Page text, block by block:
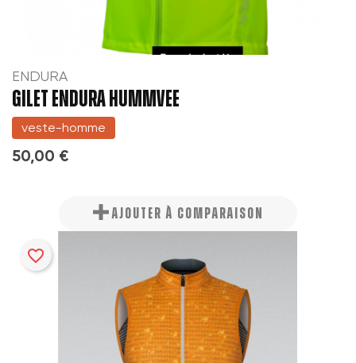
ENDURA
GILET ENDURA HUMMVEE
veste-homme
50,00 €
AJOUTER À COMPARAISON
favorite_border